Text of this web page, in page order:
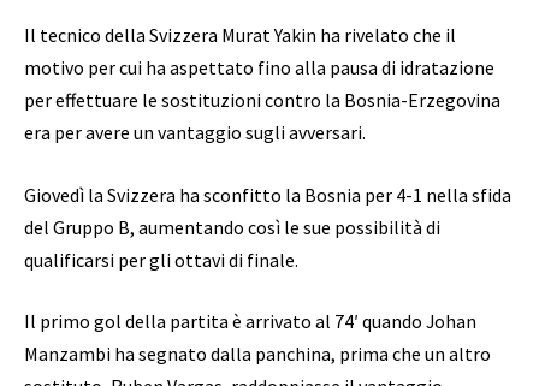
Il tecnico della Svizzera Murat Yakin ha rivelato che il
motivo per cui ha aspettato fino alla pausa di idratazione
per effettuare le sostituzioni contro la Bosnia-Erzegovina
era per avere un vantaggio sugli avversari.
Giovedì la Svizzera ha sconfitto la Bosnia per 4-1 nella sfida
del Gruppo B, aumentando così le sue possibilità di
qualificarsi per gli ottavi di finale.
Il primo gol della partita è arrivato al 74′ quando Johan
Manzambi ha segnato dalla panchina, prima che un altro